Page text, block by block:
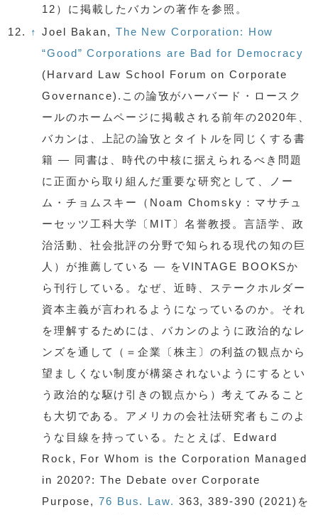
12）に掲載したバカンの著作を参照。
12.
↑ Joel Bakan, The New Corporation: How
“Good” Corporations are Bad for Democracy
(Harvard Law School Forum on Corporate
Governance).この論攷がハーバード・ロースク
ールのホームページに掲載される前年の2020年、
バカンは、上記の論攷とタイトルを同じくする書
籍 — 同書は、時代の中核に据えられるべき問題
に正面から取り組んだ重要な研究として、ノー
ム・チョムスキー（Noam Chomsky：マサチュ
ーセッツ工科大学〔MIT〕名誉教授。言語学、政
治活動、社会批評の分野で知られる現代の知の巨
人）が推薦している — をVINTAGE BOOKSか
ら刊行している。なぜ、近時、ステークホルダー
資本主義が言われるようになっているのか。それ
を理解するためには、バカンのように政治的なレ
ンズを通して（＝企業〔株主〕の利益の観点から
望ましくない制度が構築されないようにするとい
う政治的な駆け引きの観点から）考えてみること
も大切である。アメリカの会社法研究者もこのよ
うな目線を持っている。たとえば、Edward
Rock, For Whom is the Corporation Managed
in 2020?: The Debate over Corporate
Purpose,76 Bus. Law. 363, 389-390 (2021)を